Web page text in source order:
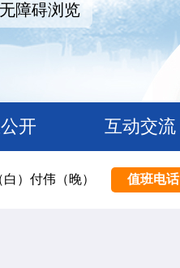
无障碍浏览
开 互动交流
）付伟（晚） 值班电话